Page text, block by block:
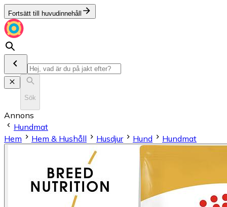
Fortsätt till huvudinnehåll
Sök
Annons
Hundmat
Hem
Hem & Hushåll Husdjur Hund Hundmat